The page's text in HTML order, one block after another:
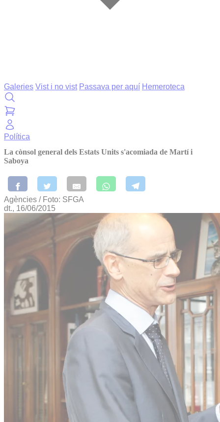
Galeries Vist i no vist Passava per aquí Hemeroteca
Política
La cònsol general dels Estats Units s'acomiada de Martí i
Saboya
Agències / Foto: SFGA
dt., 16/06/2015